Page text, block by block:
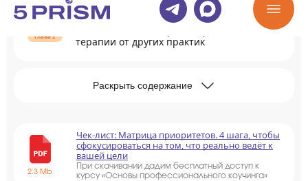
терапии от других практик
Раскрыть содержание
2.3 Mb
Чек-лист: Матрица приоритетов. 4 шага, чтобы
сфокусироваться на том, что реально ведёт к
вашей цели
При скачивании дадим бесплатный доступ к
курсу «Основы профессионального коучинга»